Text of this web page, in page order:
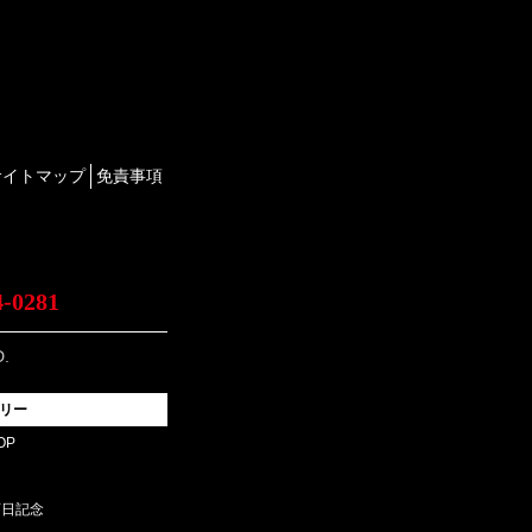
免責事項
トマップ
0281
ー
記念